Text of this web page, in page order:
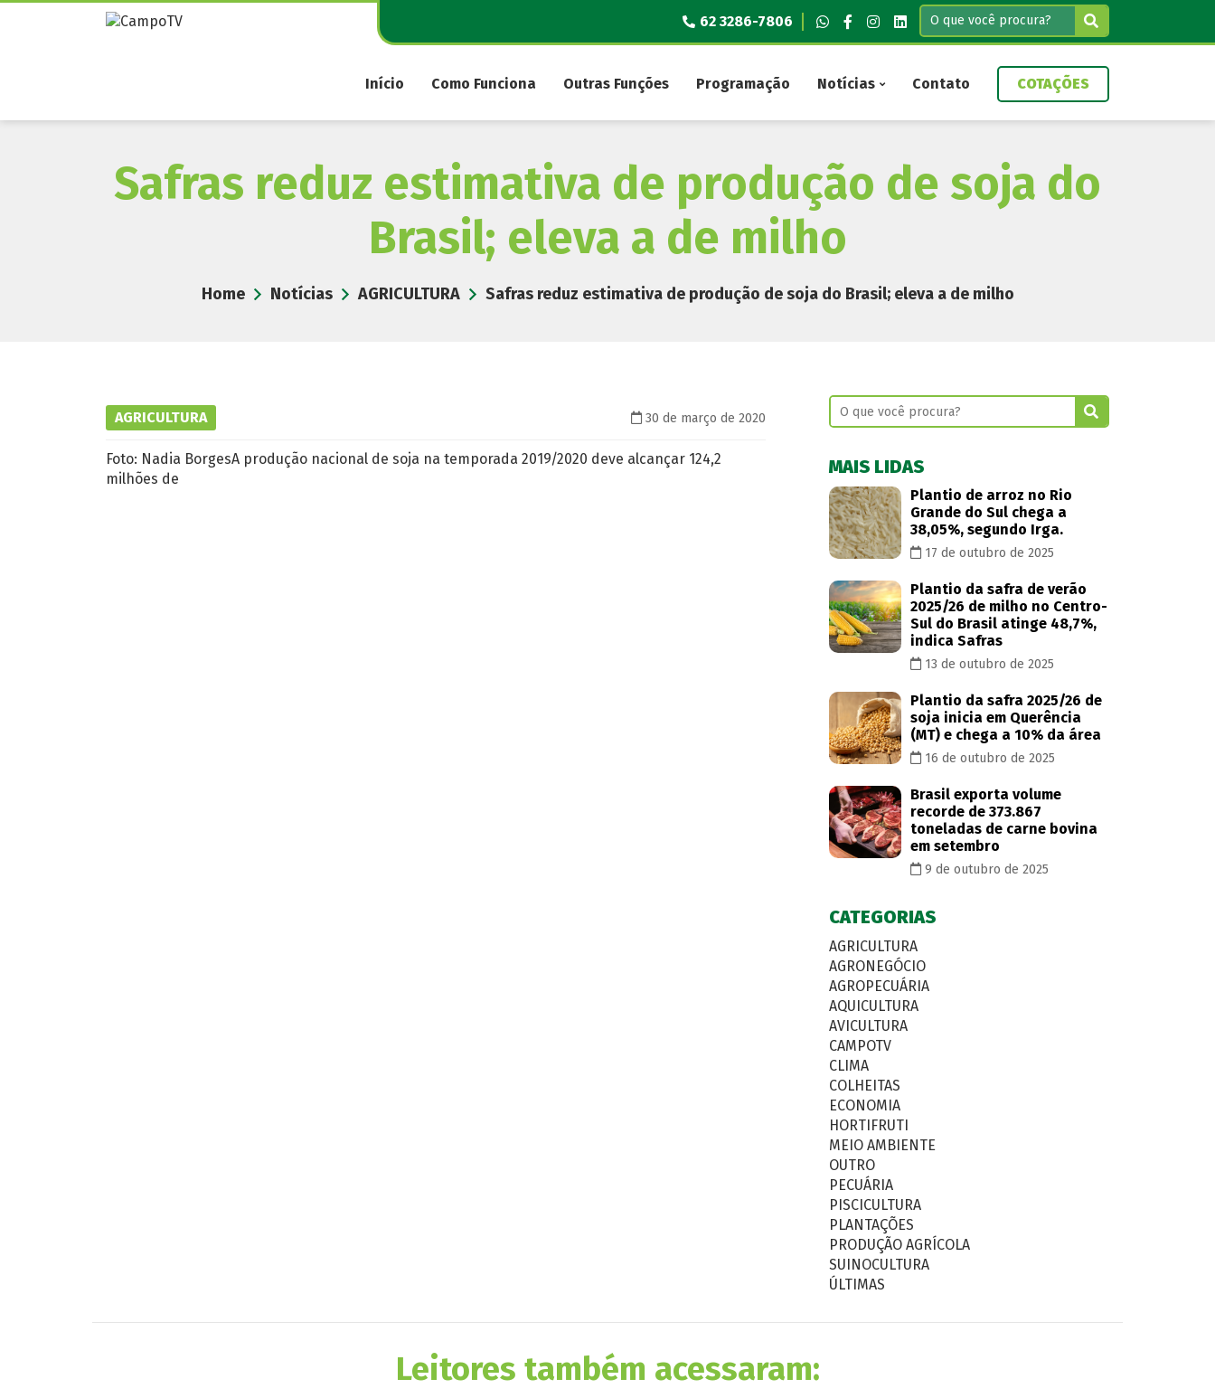
Pular
62 3286-7806
Início Como Funciona Outras Funções Programação Notícias Contato COTAÇÕES
Safras reduz estimativa de produção de soja do
Brasil; eleva a de milho
Home Notícias AGRICULTURA Safras reduz estimativa de produção de soja do Brasil; eleva a de milho
AGRICULTURA 30 de março de 2020
Foto: Nadia BorgesA produção nacional de soja na temporada 2019/2020 deve alcançar 124,2
milhões de
MAIS LIDAS
Plantio de arroz no Rio
Grande do Sul chega a
38,05%, segundo Irga.
17 de outubro de 2025
Plantio da safra de verão
2025/26 de milho no Centro-
Sul do Brasil atinge 48,7%,
indica Safras
13 de outubro de 2025
Plantio da safra 2025/26 de
soja inicia em Querência
(MT) e chega a 10% da área
16 de outubro de 2025
Brasil exporta volume
recorde de 373.867
toneladas de carne bovina
em setembro
9 de outubro de 2025
CATEGORIAS
AGRICULTURA
AGRONEGÓCIO
AGROPECUÁRIA
AQUICULTURA
AVICULTURA
CAMPOTV
CLIMA
COLHEITAS
ECONOMIA
HORTIFRUTI
MEIO AMBIENTE
OUTRO
PECUÁRIA
PISCICULTURA
PLANTAÇÕES
PRODUÇÃO AGRÍCOLA
SUINOCULTURA
ÚLTIMAS
Leitores também acessaram: